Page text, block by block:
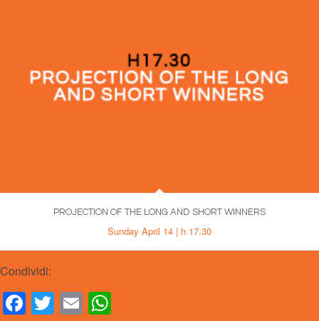
PROJECTION OF THE LONG AND SHORT WINNERS
Sunday April 14 | h 17.30
Condividi:
Facebook
Twitter
Email